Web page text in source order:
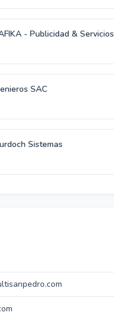
- Publicidad & Servicios
SAC
Sistemas